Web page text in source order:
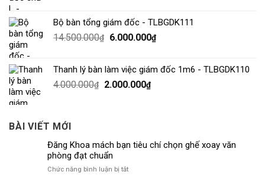
Bộ bàn tổng giám đốc - TLBGDK111
14.500.000₫ 6.000.000₫
Thanh lý bàn làm việc giám đốc 1m6 - TLBGDK110
4.000.000₫ 2.000.000₫
BÀI VIẾT MỚI
Đăng Khoa mách bạn tiêu chí chọn ghế xoay văn
phòng đạt chuẩn
Chức năng bình luận bị tắtở